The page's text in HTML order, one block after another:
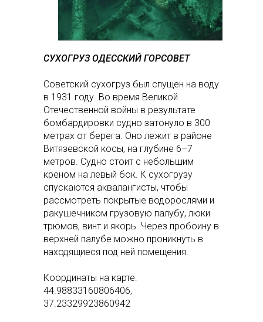
СУХОГРУЗ ОДЕССКИЙ ГОРСОВЕТ
Советский сухогруз был спущен на воду
в 1931 году. Во время Великой
Отечественной войны в результате
бомбардировки судно затонуло в 300
метрах от берега. Оно лежит в районе
Витязевской косы, на глубине 6–7
метров. Судно стоит с небольшим
креном на левый бок. К сухогрузу
спускаются аквалангисты, чтобы
рассмотреть покрытые водорослями и
ракушечником грузовую палубу, люки
трюмов, винт и якорь. Через пробоину в
верхней палубе можно проникнуть в
находящиеся под ней помещения.
Координаты на карте:
44.98833160806406,
37.23329923860942